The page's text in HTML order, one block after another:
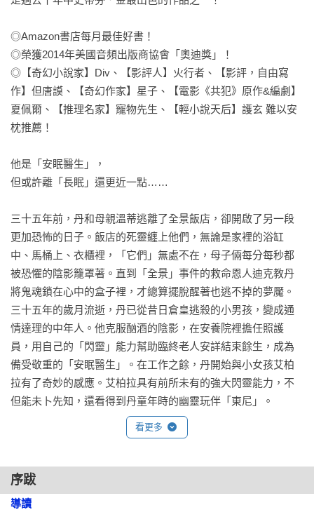
◎Amazon書店每月最佳好書！
◎榮獲2014年美國音頻出版商協會「奧迪獎」！
◎【奇幻小說家】Div、【影評人】火行者、【影評，自由寫
作】但唐謨、【奇幻作家】星子、【電影《共犯》原作&編劇】
夏佩爾、【推理名家】寵物先生、【輕小說天后】護玄 難以安
枕推薦！
他是「安眠醫生」，
但或許離「長眠」還更近一點……
三十五年前，丹和母親溫蒂逃離了全景飯店，卻開啟了另一段
更加恐怖的日子。飯店的死靈纏上他們，無論是家裡的浴缸
中、馬桶上、衣櫃裡，「它們」無處不在，母子倆每分每秒都
被恐懼的陰影籠罩著。直到「全景」事件的救命恩人迪克教丹
將鬼魂鎖在心中的盒子裡，才總算擺脫醒著也逃不掉的夢魘。
三十五年的歲月流逝，丹已從昔日倉皇逃殺的小男孩，變成通
情達理的中年人。他克服酗酒的陰影，在安養院裡擔任照護
員，用自己的「閃靈」能力幫助臨終老人安詳結束餘生，成為
備受敬重的「安眠醫生」。在工作之餘，丹開始與小女孩艾柏
拉有了奇妙的感應。艾柏拉具有前所未有的強大閃靈能力，不
但能未卜先知，還看得到丹童年時的幽靈玩伴「東尼」。
有一天，艾柏拉突然向丹求救，說「真結族」要來抓她了！這
群人異常危險，專門綁架具有閃靈能力的孩童，用殘忍的手法
柏拉對抗這群活生生的惡魔，但問題是，這群人的所在地，正
是他逃了一輩子——三十五年前早已付之一炬的全景飯店……
看更多
序跋
導讀